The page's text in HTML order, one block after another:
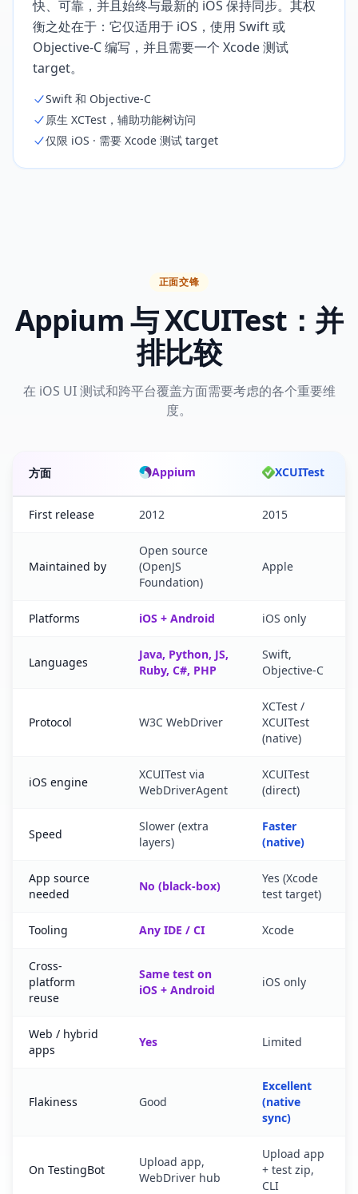
快、可靠，并且始终与最新的 iOS 保持同步。其权
衡之处在于：它仅适用于 iOS，使用 Swift 或
Objective-C 编写，并且需要一个 Xcode 测试
target。
Swift 和 Objective-C
原生 XCTest，辅助功能树访问
仅限 iOS · 需要 Xcode 测试 target
正面交锋
Appium 与 XCUITest：并
排比较
在 iOS UI 测试和跨平台覆盖方面需要考虑的各个重要维
度。
方面 Appium XCUITest
First release 2012 2015
Maintained by
Open source
(OpenJS
Foundation)
Apple
Platforms iOS + Android iOS only
Languages
Java, Python, JS,
Ruby, C#, PHP
Swift,
Objective-C
Protocol W3C WebDriver
XCTest /
XCUITest
(native)
iOS engine
XCUITest via
WebDriverAgent
XCUITest
(direct)
Speed
Slower (extra
layers)
Faster
(native)
App source
needed
No (black-box)
Yes (Xcode
test target)
Tooling Any IDE / CI Xcode
Cross-
platform
reuse
Same test on
iOS + Android
iOS only
Web / hybrid
apps
Yes Limited
Flakiness Good
Excellent
(native
sync)
On TestingBot
Upload app,
WebDriver hub
Upload app
+ test zip,
CLI